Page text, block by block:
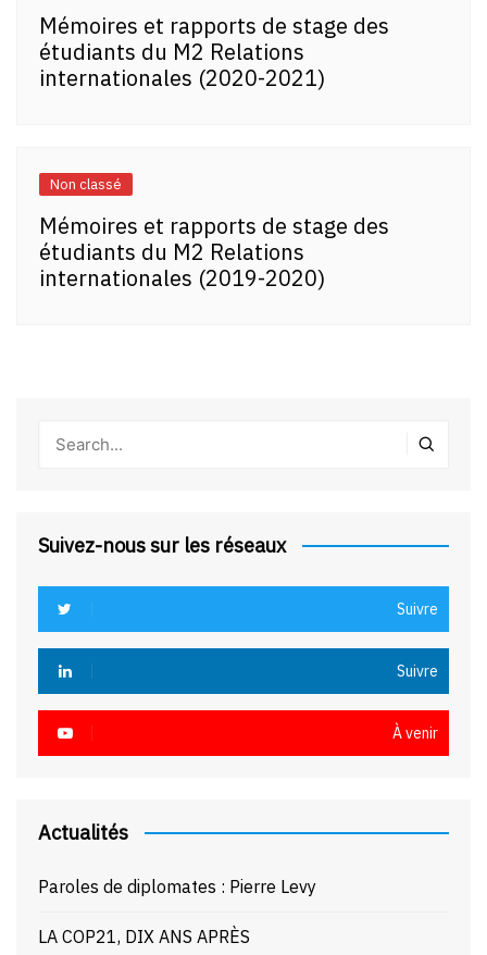
Mémoires et rapports de stage des
étudiants du M2 Relations
internationales (2020-2021)
Non classé
Mémoires et rapports de stage des
étudiants du M2 Relations
internationales (2019-2020)
Suivez-nous sur les réseaux
Suivre
Suivre
À venir
Actualités
Paroles de diplomates : Pierre Levy
LA COP21, DIX ANS APRÈS